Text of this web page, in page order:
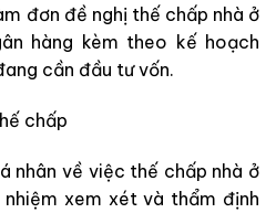
đơn đề nghị thế chấp nhà ở
hàng kèm theo kế hoạch
cần đầu tư vốn.
chấp
nhân về việc thế chấp nhà ở
xem xét và thẩm định